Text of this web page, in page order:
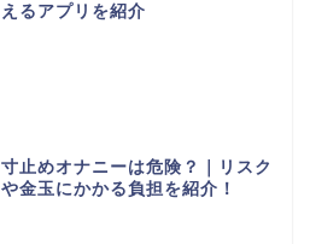
えるアプリを紹介
寸止めオナニーは危険？｜リスク
や金玉にかかる負担を紹介！